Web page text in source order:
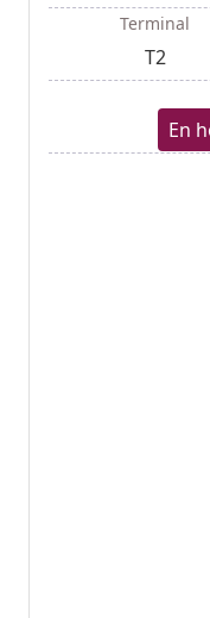
Terminal
T2
En